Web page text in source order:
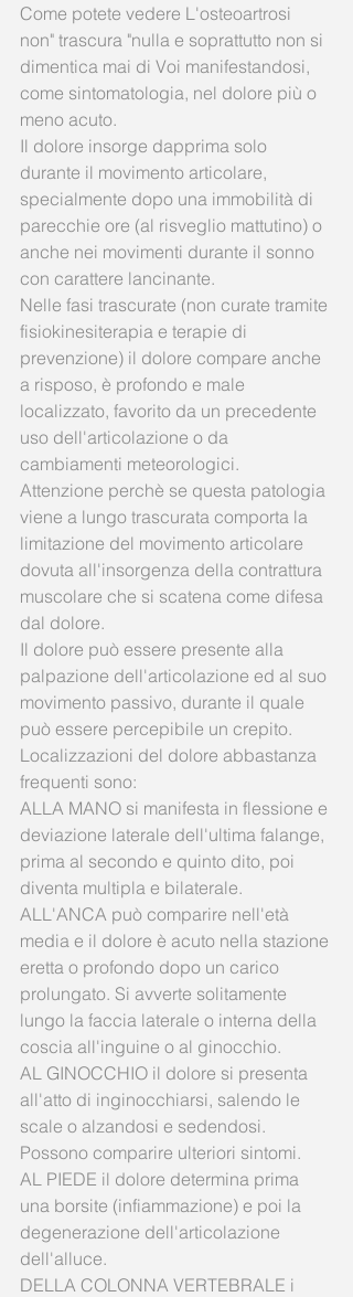
Come potete vedere L'osteoartrosi
non" trascura "nulla e soprattutto non si
dimentica mai di Voi manifestandosi,
come sintomatologia, nel dolore più o
meno acuto.
Il dolore insorge dapprima solo
durante il movimento articolare,
specialmente dopo una immobilità di
parecchie ore (al risveglio mattutino) o
anche nei movimenti durante il sonno
con carattere lancinante.
Nelle fasi trascurate (non curate tramite
fisiokinesiterapia e terapie di
prevenzione) il dolore compare anche
a risposo, è profondo e male
localizzato, favorito da un precedente
uso dell'articolazione o da
cambiamenti meteorologici.
Attenzione perchè se questa patologia
viene a lungo trascurata comporta la
limitazione del movimento articolare
dovuta all'insorgenza della contrattura
muscolare che si scatena come difesa
dal dolore.
Il dolore può essere presente alla
palpazione dell'articolazione ed al suo
movimento passivo, durante il quale
può essere percepibile un crepito.
Localizzazioni del dolore abbastanza
frequenti sono:
ALLA MANO si manifesta in flessione e
deviazione laterale dell'ultima falange,
prima al secondo e quinto dito, poi
diventa multipla e bilaterale.
ALL'ANCA può comparire nell'età
media e il dolore è acuto nella stazione
eretta o profondo dopo un carico
prolungato. Si avverte solitamente
lungo la faccia laterale o interna della
coscia all'inguine o al ginocchio.
AL GINOCCHIO il dolore si presenta
all'atto di inginocchiarsi, salendo le
scale o alzandosi e sedendosi.
Possono comparire ulteriori sintomi.
AL PIEDE il dolore determina prima
una borsite (infiammazione) e poi la
degenerazione dell'articolazione
dell'alluce.
DELLA COLONNA VERTEBRALE i